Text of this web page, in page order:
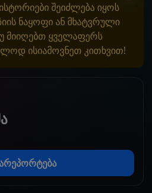
შეიძლება იყოს
ნაყოფი ან მხატვრული
მიიღებთ ყველაფერს
ისიამოვნეთ კითხვით!